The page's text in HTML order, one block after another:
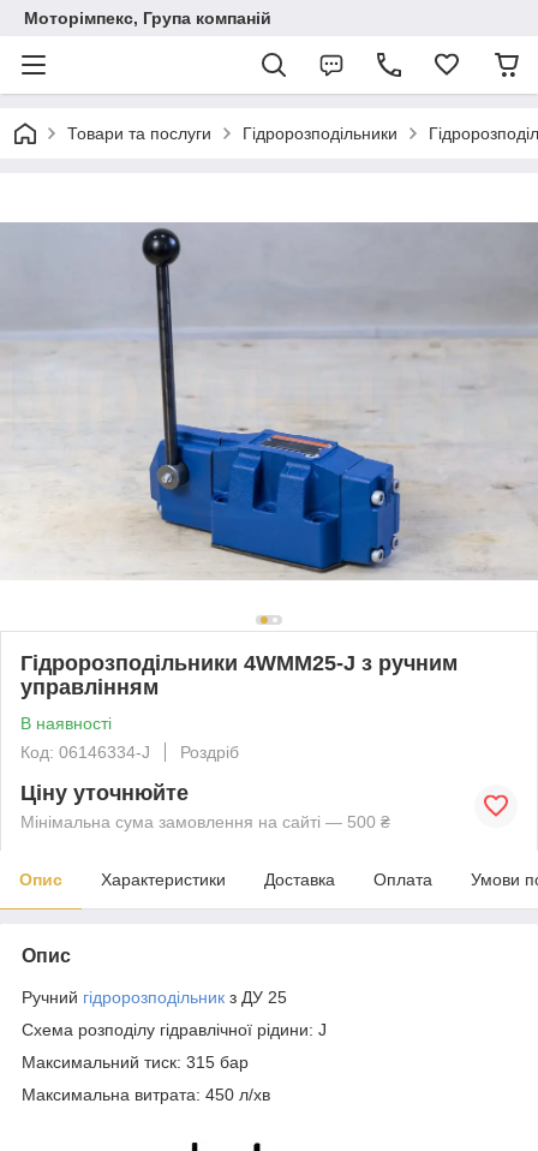
Моторімпекс, Група компаній
Товари та послуги Гідророзподільники
Гідророзподільники 4WMM25-J з ручним
управлінням
В наявності
Код: 06146334-J
Роздріб
Ціну уточнюйте
Мінімальна сума замовлення на сайті — 500 ₴
Опис Характеристики Доставка Оплата Умови
Опис
Ручний гідророзподільник з ДУ 25
Схема розподілу гідравлічної рідини: J
Максимальний тиск: 315 бар
Максимальна витрата: 450 л/хв